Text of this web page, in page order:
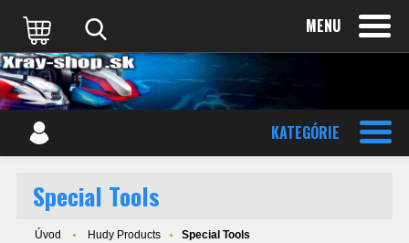
MENU
KATEGÓRIE
Special Tools
Úvod Hudy Products Special Tools